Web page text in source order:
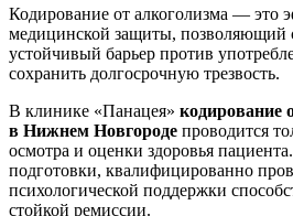
Кодирование от алкоголизма — это
медицинской защиты, позволяющий
устойчивый барьер против
сохранить долгосрочную трезвость.
В клинике «Панацея» кодирование
в Нижнем Новгороде проводится
осмотра и оценки здоровья
подготовки, квалифицированно
психологической поддержки
стойкой ремиссии.